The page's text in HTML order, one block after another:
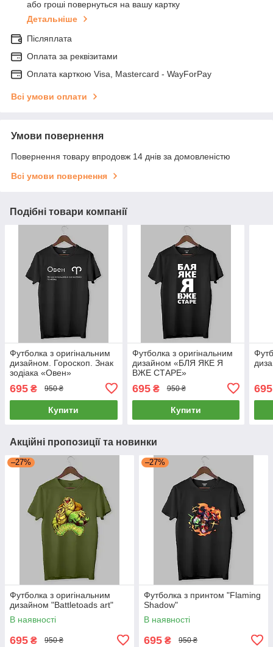
або гроші повернуться на вашу картку
Детальніше
Післяплата
Оплата за реквізитами
Оплата карткою Visa, Mastercard - WayForPay
Всі умови оплати
Умови повернення
Повернення товару впродовж 14 днів за домовленістю
Всі умови повернення
Подібні товари компанії
Футболка з оригінальним
дизайном. Гороскоп. Знак
зодіака «Овен»
695 ₴ 950 ₴
Купити
Футболка з оригінальним
дизайном «БЛЯ ЯКЕ Я
ВЖЕ СТАРЕ»
695₴ 950 ₴
Купити
695
Акційні пропозиції та новинки
–27%
Футболка з оригінальним
дизайном "Battletoads art"
В наявності
695 ₴ 950 ₴
–27%
Футболка з принтом "Flaming
Shadow"
В наявності
695 ₴ 950 ₴